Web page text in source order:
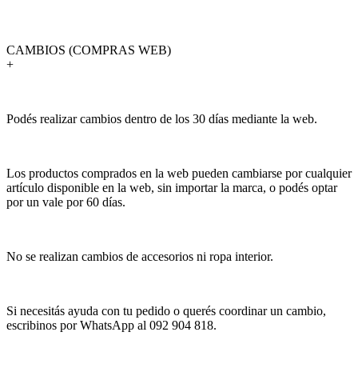
CAMBIOS (COMPRAS WEB)
+
Podés realizar cambios dentro de los 30 días mediante la web.
Los productos comprados en la web pueden cambiarse por cualquier
artículo disponible en la web, sin importar la marca, o podés optar
por un vale por 60 días.
No se realizan cambios de accesorios ni ropa interior.
Si necesitás ayuda con tu pedido o querés coordinar un cambio,
escribinos por WhatsApp al 092 904 818.